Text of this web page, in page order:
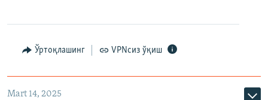
Ўртоқлашинг VPNсиз ўқиш
Mart 14, 2025